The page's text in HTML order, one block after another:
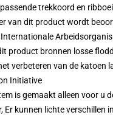
trekkoord en
van dit product wordt
product bronnen losse
verbeteren van de katoen
Initiative
is gemaakt alleen voor u
Er kunnen lichte verschillen